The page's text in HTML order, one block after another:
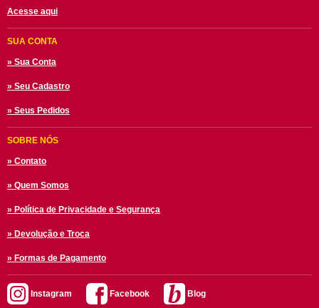
Acesse aqui
SUA CONTA
» Sua Conta
» Seu Cadastro
» Seus Pedidos
SOBRE NÓS
» Contato
» Quem Somos
» Política de Privacidade e Segurança
» Devolução e Troca
» Formas de Pagamento
Instagram Facebook Blog